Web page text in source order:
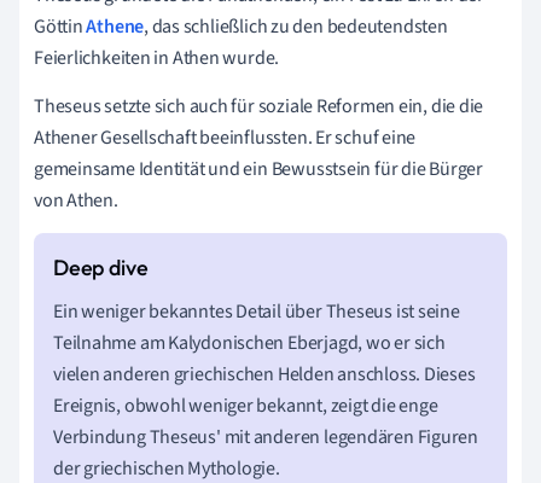
GöttinAthene, das schließlich zu den bedeutendsten
Feierlichkeiten in Athen wurde.
Theseus setzte sich auch für soziale Reformen ein, die die
Athener Gesellschaft beeinflussten. Er schuf eine
gemeinsame Identität und ein Bewusstsein für die Bürger
von Athen.
Ein weniger bekanntes Detail über Theseus ist seine
Teilnahme am Kalydonischen Eberjagd, wo er sich
vielen anderen griechischen Helden anschloss. Dieses
Ereignis, obwohl weniger bekannt, zeigt die enge
Verbindung Theseus' mit anderen legendären Figuren
der griechischen Mythologie.